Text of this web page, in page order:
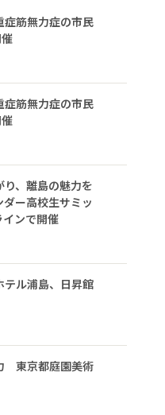
筋無力症の市民
筋無力症の市民
、離島の魅力を
ー高校生サミッ
インで開催
ル浦島、日昇館
東京都庭園美術